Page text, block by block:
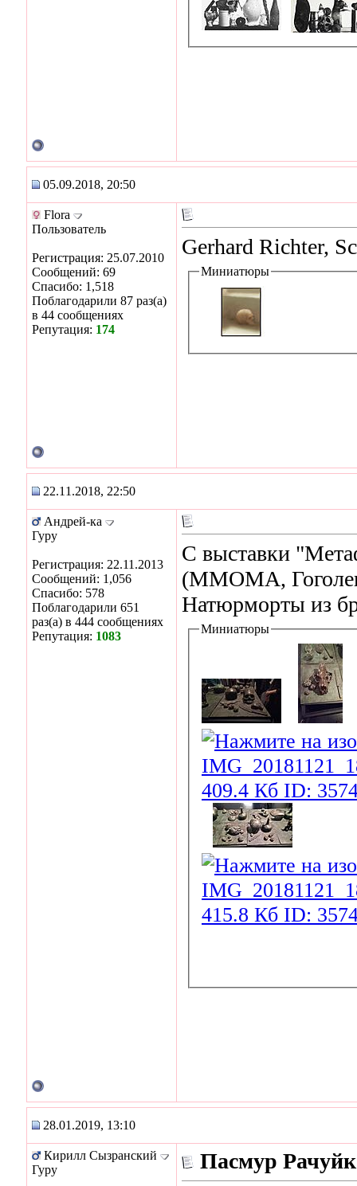
05.09.2018, 20:50
Flora
Пользователь
Регистрация: 25.07.2010
Сообщений: 69
Спасибо: 1,518
Поблагодарили 87 раз(а)
в 44 сообщениях
Репутация: 174
Gerhard Richter,
Миниатюры
22.11.2018, 22:50
Андрей-ка
Гуру
Регистрация: 22.11.2013
Сообщений: 1,056
Спасибо: 578
Поблагодарили 651
раз(а) в 444 сообщениях
Репутация: 1083
С выставки
(ММОМА,
Натюрморты из
Миниатюры
28.01.2019, 13:10
Кирилл Сызранский
Гуру
Пасмур